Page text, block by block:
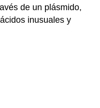
de un plásmido,
inusuales y